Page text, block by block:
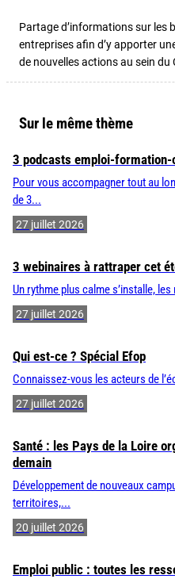
Partage d’informations sur les
entreprises afin d’y apporter
de nouvelles actions au sein du
Sur le même thème
3 podcasts emploi-
Pour vous accompagner tout au
de 3...
27 juillet 2026
3 webinaires à rattraper cet
Un rythme plus calme s’installe,
27 juillet 2026
Qui est-ce ? Spécial Efop
Connaissez-vous les acteurs de
27 juillet 2026
Santé : les Pays de la Loire
demain
Développement de nouveaux
territoires,...
20 juillet 2026
Emploi public : toutes les